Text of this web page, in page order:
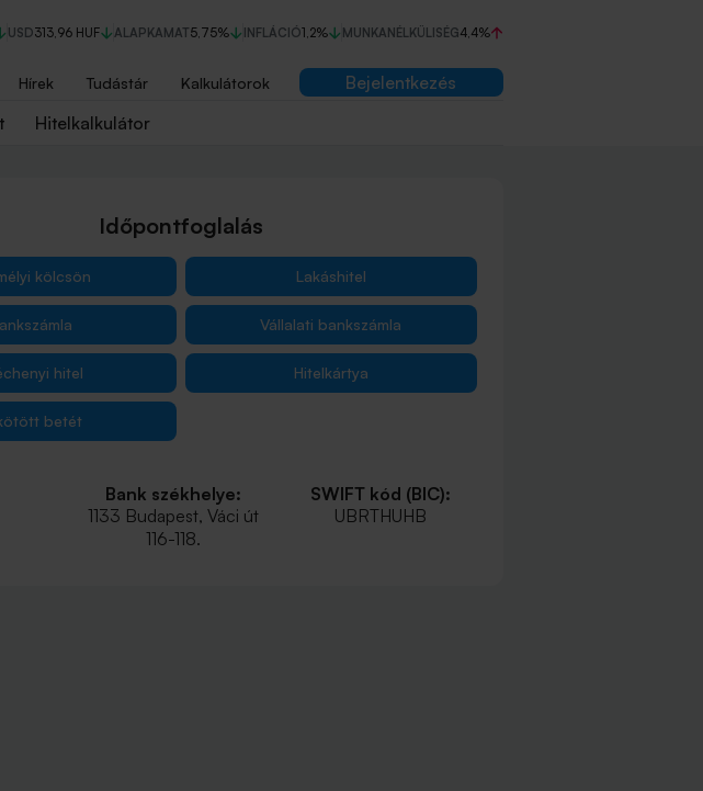
USD313,96 HUF ALAPKAMAT5,75% INFLÁCIÓ1,2% MUNKANÉLKÜLISÉG4,4%
Hírek Tudástár Kalkulátorok
Bejelentkezés
Hitelkalkulátor
Időpontfoglalás
kölcsön Lakáshitel
Vállalati bankszámla
hitel Hitelkártya
betét
Bank székhelye:
1133 Budapest, Váci út
116-118.
SWIFT kód (BIC):
UBRTHUHB